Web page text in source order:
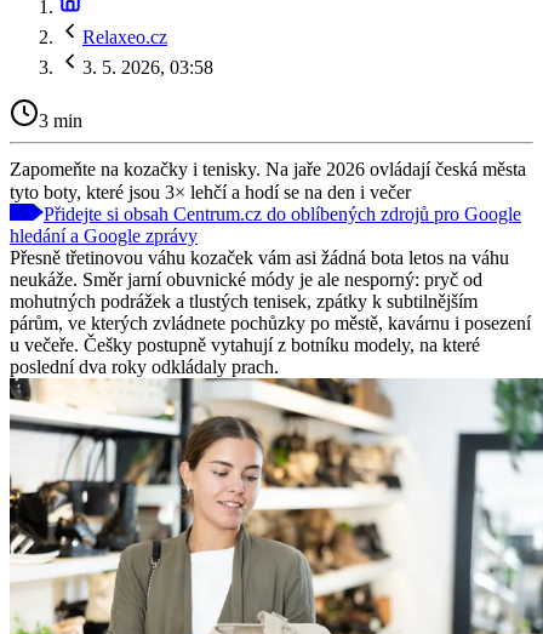
Relaxeo.cz
3. 5. 2026, 03:58
3 min
Zapomeňte na kozačky i tenisky. Na jaře 2026 ovládají česká města
tyto boty, které jsou 3× lehčí a hodí se na den i večer
Přidejte si obsah Centrum.cz do oblíbených zdrojů pro Google
hledání a Google zprávy
Přesně třetinovou váhu kozaček vám asi žádná bota letos na váhu
neukáže. Směr jarní obuvnické módy je ale nesporný: pryč od
mohutných podrážek a tlustých tenisek, zpátky k subtilnějším
párům, ve kterých zvládnete pochůzky po městě, kavárnu i posezení
u večeře. Češky postupně vytahují z botníku modely, na které
poslední dva roky odkládaly prach.